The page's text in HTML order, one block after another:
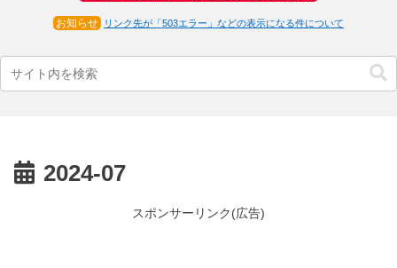
お知らせ リンク先が「503エラー」などの表示になる件について
2024-07
スポンサーリンク(広告)